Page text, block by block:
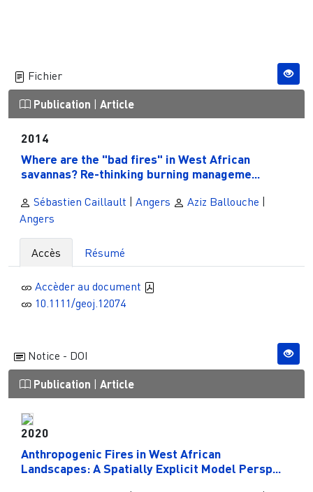
Fichier
Publication Article
2014
Where are the "bad fires" in West African
savannas? Re-thinking burning manageme...
Sébastien Caillault | Angers Aziz Ballouche |
Angers
Accès Résumé
Accèder au document
10.1111/geoj.12074
Notice - DOI
Publication Article
2020
Anthropogenic Fires in West African
Landscapes: A Spatially Explicit Model Persp...